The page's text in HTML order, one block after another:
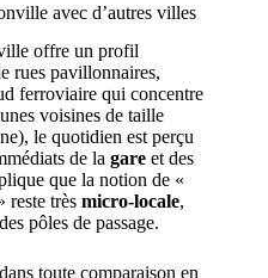
avec d’autres villes
offre un profil
rues pavillonnaires,
ferroviaire qui concentre
voisines de taille
le quotidien est perçu
de la gare et des
que la notion de «
reste très micro-locale,
pôles de passage.
toute comparaison en